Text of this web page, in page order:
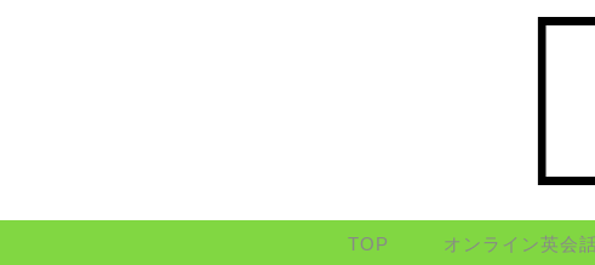
TOP オンライン英会話